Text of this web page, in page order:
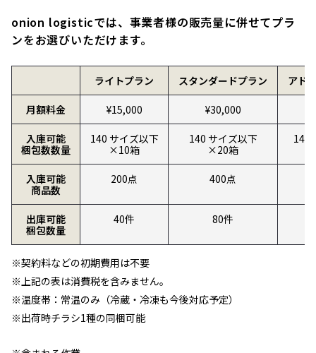
onion logisticでは、事業者様の販売量に併せてプラ
ンをお選びいただけます。
ライトプラン スタンダードプラン アド
月額料金 ¥15,000 ¥30,000
入庫可能
梱包数数量
140 サイズ以下
×10箱
140 サイズ以下
×20箱
140
入庫可能
商品数
200点 400点
出庫可能
梱包数量
40件 80件
※契約料などの初期費用は不要
※上記の表は消費税を含みません。
※温度帯：常温のみ（冷蔵・冷凍も今後対応予定）
※出荷時チラシ1種の同梱可能